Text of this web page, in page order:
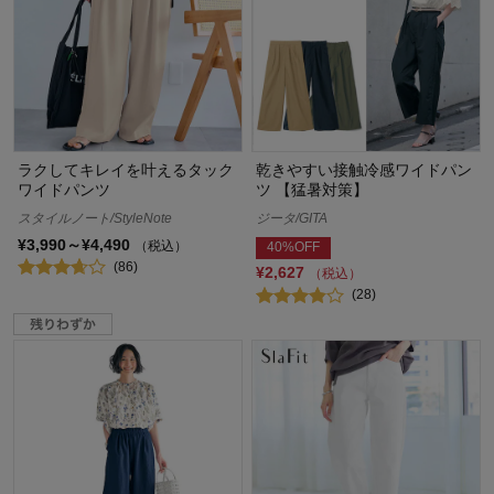
ラクしてキレイを叶えるタック
ワイドパンツ
スタイルノート/StyleNote
¥3,990～¥4,490
（税込）
(86)
乾きやすい接触冷感ワイドパン
ツ 【猛暑対策】
ジータ/GITA
40%OFF
¥2,627
（税込）
(28)